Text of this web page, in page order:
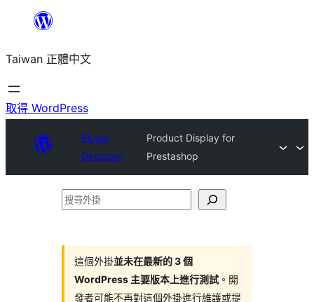
主
要
內
Taiwan 正體中文
取得 WordPress
Plugin
Directory
Product Display for
Prestashop
搜
這個外掛並未在最新的 3 個
WordPress 主要版本上進行測試 。開
發者可能不再對這個外掛進行維護或提